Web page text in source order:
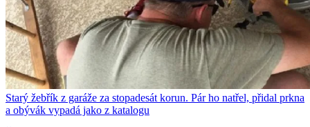
Starý žebřík z garáže za stopadesát korun. Pár ho natřel, přidal prkna
a obývák vypadá jako z katalogu